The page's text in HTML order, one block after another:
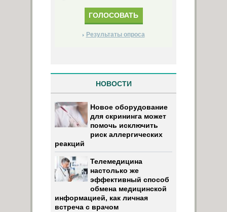
Результаты опроса
НОВОСТИ
Новое оборудование
для скрининга может
помочь исключить
риск аллергических
реакций
Телемедицина
настолько же
эффективный способ
обмена медицинской
информацией, как личная
встреча с врачом